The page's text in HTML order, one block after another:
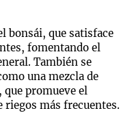
bonsái, que satisface
fomentando el
También se
una mezcla de
promueve el
más frecuentes.